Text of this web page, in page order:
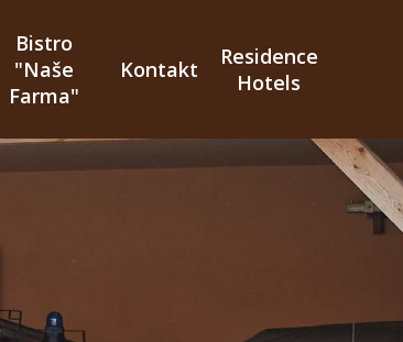
Bistro
"Naše
Farma"
Kontakt
Residence
Hotels